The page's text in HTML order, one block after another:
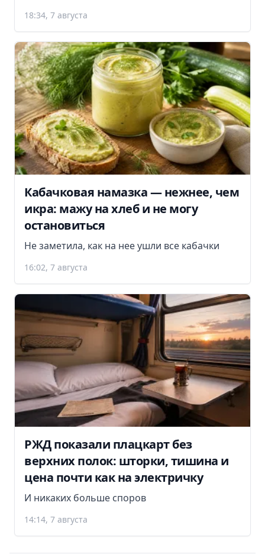
18:34, 7 августа
Кабачковая намазка — нежнее, чем
икра: мажу на хлеб и не могу
остановиться
Не заметила, как на нее ушли все кабачки
16:02, 7 августа
РЖД показали плацкарт без
верхних полок: шторки, тишина и
цена почти как на электричку
И никаких больше споров
14:14, 7 августа